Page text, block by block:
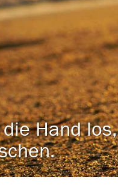
Hand los,